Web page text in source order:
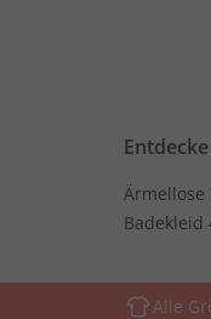
Ärmellose
Badekleid
Alle